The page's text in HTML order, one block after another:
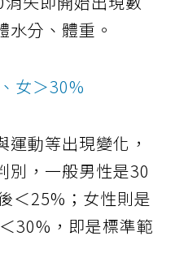
分、體重。
女＞30%
動等出現變化，
別，一般男性是30
＜25%；女性則是
30%，即是標準範